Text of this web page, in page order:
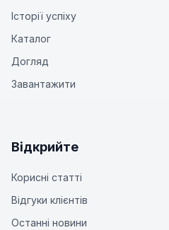
Історії успіху
Каталог
Догляд
Завантажити
Відкрийте
Корисні статті
Відгуки клієнтів
Останні новини